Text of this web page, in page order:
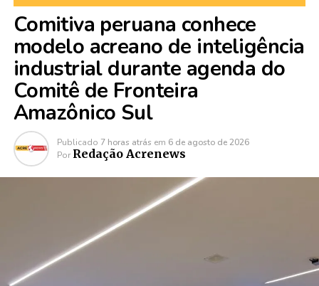
Comitiva peruana conhece
modelo acreano de inteligência
industrial durante agenda do
Comitê de Fronteira
Amazônico Sul
Publicado 7 horas atrás em 6 de agosto de 2026
Por Redação Acrenews